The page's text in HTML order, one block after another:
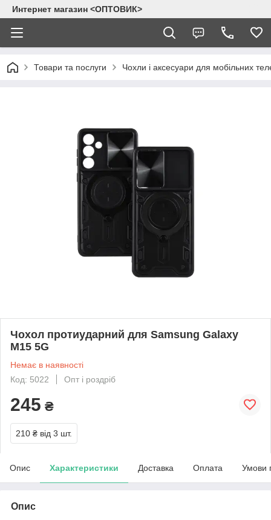
Интернет магазин <ОПТОВИК>
Товари та послуги Чохли і аксесуари для мобільних
Чохол протиударний для Samsung Galaxy
M15 5G
Немає в наявності
Код: 5022
Опт і роздріб
245 ₴
210 ₴ від 3 шт.
Опис Характеристики Доставка Оплата Умови
Опис